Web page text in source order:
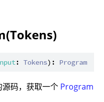
: Tokens): Program
码，获取一个 Program